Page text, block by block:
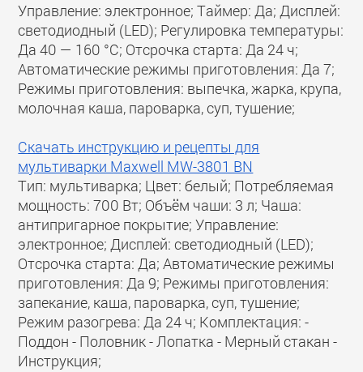
Управление: электронное; Таймер: Да; Дисплей:
светодиодный (LED); Регулировка температуры:
Да 40 — 160 °C; Отсрочка старта: Да 24 ч;
Автоматические режимы приготовления: Да 7;
Режимы приготовления: выпечка, жарка, крупа,
молочная каша, пароварка, суп, тушение;
Скачать инструкцию и рецепты для
мультиварки Maxwell MW-3801 BN
Тип: мультиварка; Цвет: белый; Потребляемая
мощность: 700 Вт; Объём чаши: 3 л; Чаша:
антипригарное покрытие; Управление:
электронное; Дисплей: светодиодный (LED);
Отсрочка старта: Да; Автоматические режимы
приготовления: Да 9; Режимы приготовления:
запекание, каша, пароварка, суп, тушение;
Режим разогрева: Да 24 ч; Комплектация: -
Поддон - Половник - Лопатка - Мерный стакан -
Инструкция;